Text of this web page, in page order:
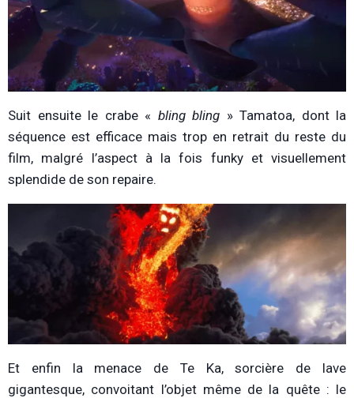
Suit ensuite le crabe « bling bling » Tamatoa, dont la
séquence est efficace mais trop en retrait du reste du
film, malgré l’aspect à la fois funky et visuellement
splendide de son repaire.
Et enfin la menace de Te Ka, sorcière de lave
gigantesque, convoitant l’objet même de la quête : le